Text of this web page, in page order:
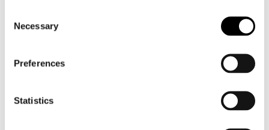
Selection
Necessary
Preferences
Statistics